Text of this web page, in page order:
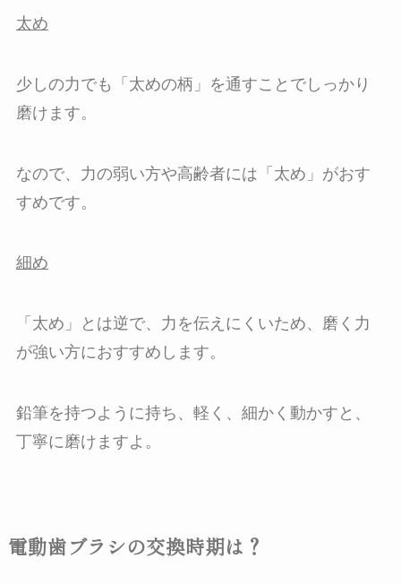
太め
少しの力でも「太めの柄」を通すことでしっかり
磨けます。
なので、力の弱い方や高齢者には「太め」がおす
すめです。
細め
「太め」とは逆で、力を伝えにくいため、磨く力
が強い方におすすめします。
鉛筆を持つように持ち、軽く、細かく動かすと、
丁寧に磨けますよ。
電動歯ブラシの交換時期は？